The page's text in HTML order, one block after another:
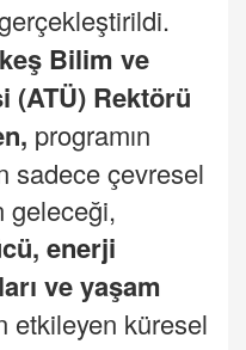
Bilim ve
(ATÜ) Rektörü
programın
sadece çevresel
geleceği,
enerji
ve yaşam
etkileyen küresel